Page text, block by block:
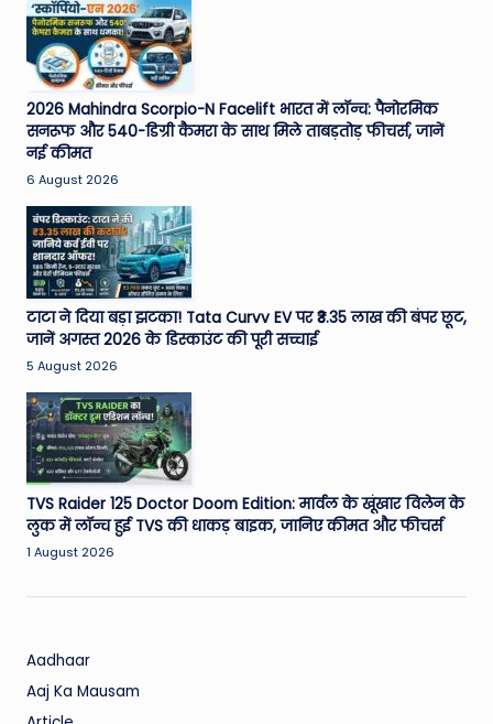
u
n
d
T
h
e
W
o
rl
d
2026 Mahindra Scorpio-N Facelift भारत में लॉन्च: पैनोरमिक
सनरूफ और 540-डिग्री कैमरा के साथ मिले ताबड़तोड़ फीचर्स, जानें
नई कीमत
6 August 2026
टाटा ने दिया बड़ा झटका! Tata Curvv EV पर ₹3.35 लाख की बंपर छूट,
जानें अगस्त 2026 के डिस्काउंट की पूरी सच्चाई
5 August 2026
TVS Raider 125 Doctor Doom Edition: मार्वल के खूंखार विलेन के
लुक में लॉन्च हुई TVS की धाकड़ बाइक, जानिए कीमत और फीचर्स
1 August 2026
Aadhaar
Aaj Ka Mausam